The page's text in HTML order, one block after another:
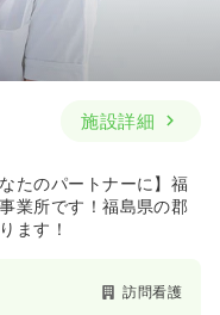
施設詳細
たのパートナーに】福
業所です！福島県の郡
ます！
訪問看護